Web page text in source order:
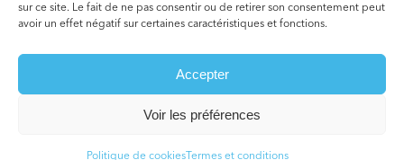
sur ce site. Le fait de ne pas consentir ou de retirer son consentement peut
avoir un effet négatif sur certaines caractéristiques et fonctions.
Accepter
Voir les préférences
Politique de cookiesTermes et conditions